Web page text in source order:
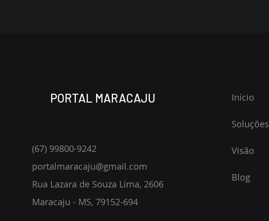
PORTAL MARACAJU
(67) 99800-9242
portalmaracaju@gmail.com
Rua Lazara de Souza Lima, 2606
Maracaju - MS, 79152-694
Início
Soluções
Visão
Blog